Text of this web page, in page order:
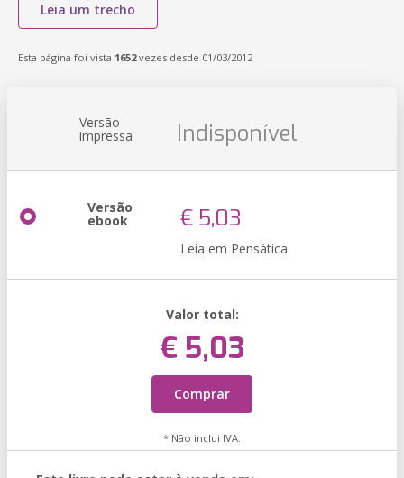
Leia um trecho
Esta página foi vista 1652vezes desde 01/03/2012
Versão
impressa Indisponível
Versão
ebook € 5,03
Leia em Pensática
Valor total:
€ 5,03
Comprar
* Não inclui IVA.